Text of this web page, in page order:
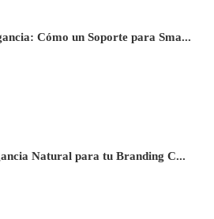
Cómo un Soporte para Sma...
Natural para tu Branding C...